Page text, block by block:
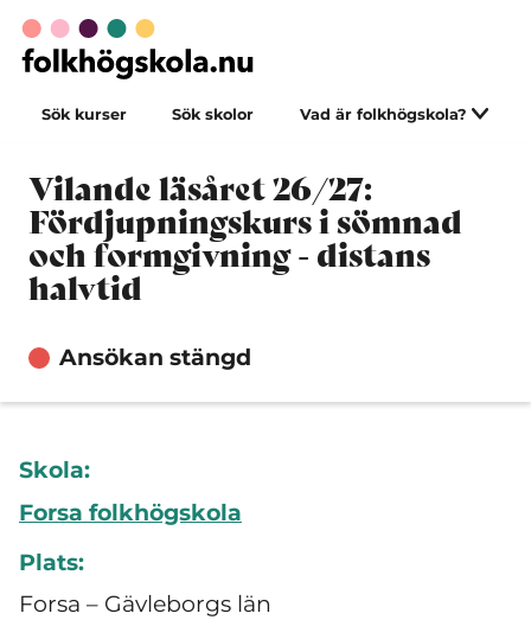
Sök kurser Sök skolor Vad är folkhögskola?
Vilande läsåret 26/27:
Fördjupningskurs i sömnad
och formgivning - distans
halvtid
Ansökan stängd
Skola:
Forsa folkhögskola
Plats:
Forsa – Gävleborgs län